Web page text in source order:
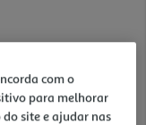
com o
para melhorar
site e ajudar nas